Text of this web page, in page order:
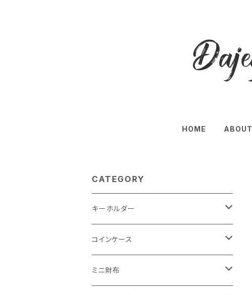
HOME ABOUT
CATEGORY
キーホルダー
"子供の絵"キーホルダー
"餞別"キーホルダー
コインケース
ワンタッチコインケース ブライドルレザ
ー
ミニ財布